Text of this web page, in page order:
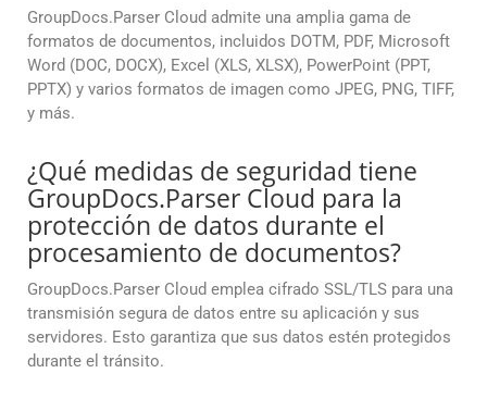
GroupDocs.Parser Cloud admite una amplia gama de
formatos de documentos, incluidos DOTM, PDF, Microsoft
Word (DOC, DOCX), Excel (XLS, XLSX), PowerPoint (PPT,
PPTX) y varios formatos de imagen como JPEG, PNG, TIFF,
y más.
¿Qué medidas de seguridad tiene
GroupDocs.Parser Cloud para la
protección de datos durante el
procesamiento de documentos?
GroupDocs.Parser Cloud emplea cifrado SSL/TLS para una
transmisión segura de datos entre su aplicación y sus
servidores. Esto garantiza que sus datos estén protegidos
durante el tránsito.